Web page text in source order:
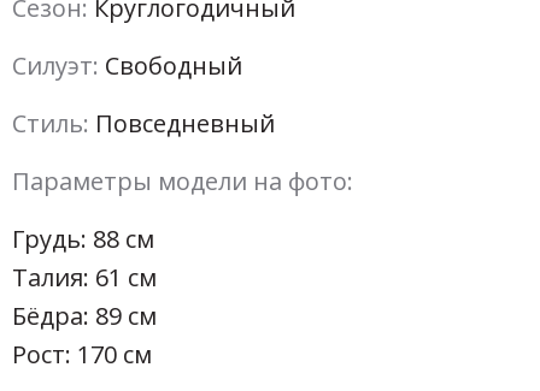
Сезон: Круглогодичный
Силуэт: Свободный
Стиль: Повседневный
Параметры модели на фото:
Грудь: 88 см
Талия: 61 см
Бёдра: 89 см
Рост: 170 см